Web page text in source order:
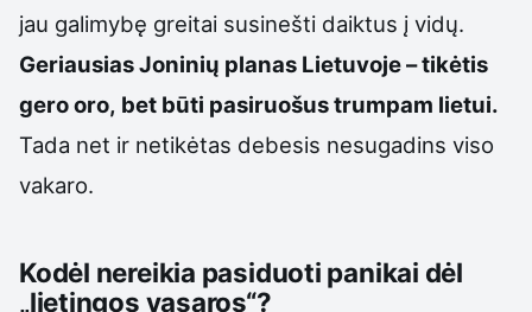
jau galimybę greitai susinešti daiktus į vidų.
Geriausias Joninių planas Lietuvoje – tikėtis
gero oro, bet būti pasiruošus trumpam lietui.
Tada net ir netikėtas debesis nesugadins viso
vakaro.
Kodėl nereikia pasiduoti panikai dėl
„lietingos vasaros“?